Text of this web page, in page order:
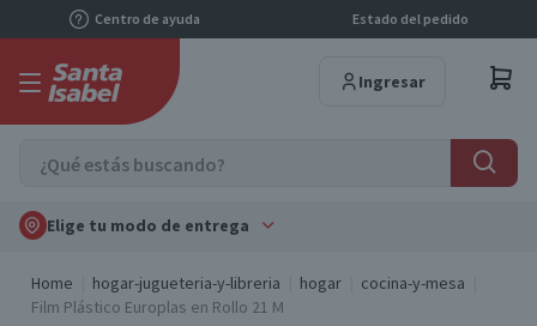
Centro de ayuda Estado del pedido
Ingresar
Elige tu modo de entrega
Home hogar-jugueteria-y-libreria hogar
cocina-y-mesa
Film Plástico Europlas en Rollo 21 M